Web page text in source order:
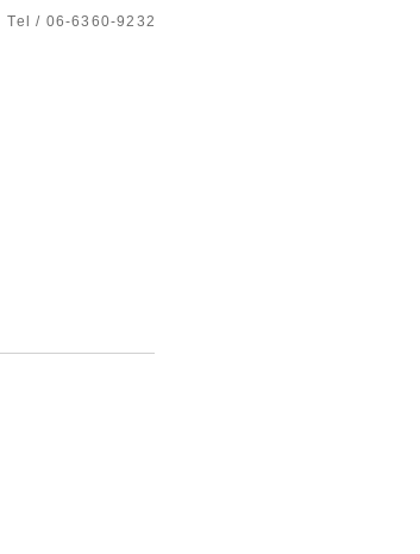
Tel / 06-6360-9232